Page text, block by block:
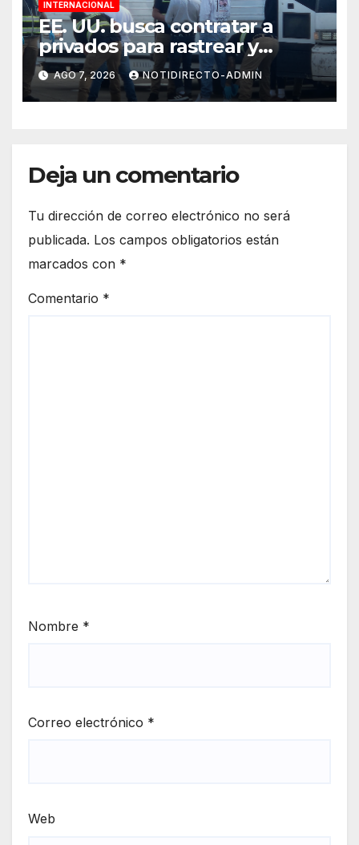
INTERNACIONAL
EE. UU. busca contratar a
privados para rastrear y
cobrar multas a migrantes
deportados en México y
Centroamérica
AGO 7, 2026 NOTIDIRECTO-ADMIN
Deja un comentario
Tu dirección de correo electrónico no será
publicada. Los campos obligatorios están
marcados con *
Comentario *
Nombre *
Correo electrónico *
Web